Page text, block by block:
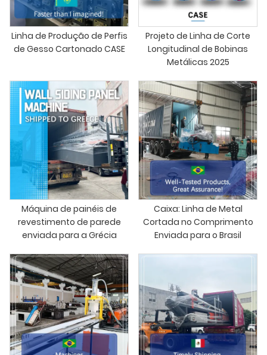
Linha de Produção de Perfis
de Gesso Cartonado CASE
Projeto de Linha de Corte
Longitudinal de Bobinas
Metálicas 2025
Máquina de painéis de
revestimento de parede
enviada para a Grécia
Caixa: Linha de Metal
Cortada no Comprimento
Enviada para o Brasil